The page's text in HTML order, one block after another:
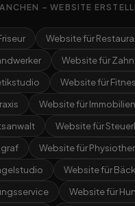
– WEBSITE
Website für
Website für
Website für
Website für
Website für
Website für
Website für
Website für